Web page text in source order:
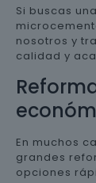
Si buscas
nosotros y
calidad y
En muchos
grandes
opciones